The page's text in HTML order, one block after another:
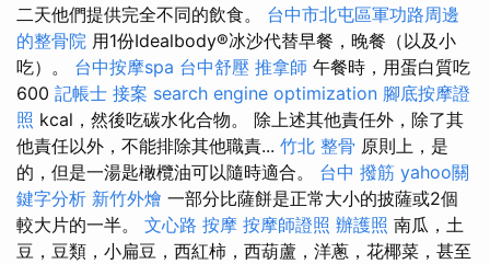
二天他們提供完全不同的飲食。 台中市北屯區軍功路周邊
的整骨院 用1份Idealbody®冰沙代替早餐，晚餐（以及小
吃）。 台中按摩spa 台中舒壓 推拿師 午餐時，用蛋白質吃
600 記帳士 接案 search engine optimization 腳底按摩證
照 kcal，然後吃碳水化合物。 除上述其他責任外，除了其
他責任以外，不能排除其他職責... 竹北 整骨 原則上，是
的，但是一湯匙橄欖油可以隨時適合。 台中 撥筋 yahoo關
鍵字分析 新竹外燴 一部分比薩餅是正常大小的披薩或2個
較大片的一半。 文心路 按摩 按摩師證照 辦護照 南瓜，土
豆，豆類，小扁豆，西紅柿，西葫蘆，洋蔥，花椰菜，甚至